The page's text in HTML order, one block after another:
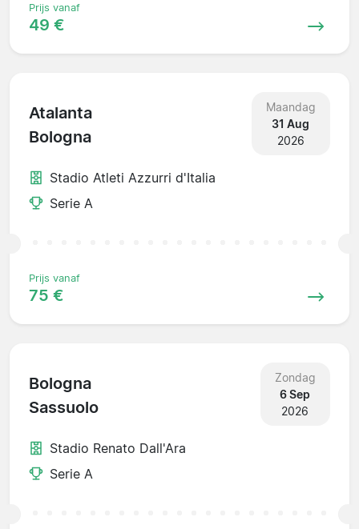
Prijs vanaf
49 €
Atalanta
Bologna
Maandag
31 Aug
2026
Stadio Atleti Azzurri d'Italia
Serie A
Prijs vanaf
75 €
Bologna
Sassuolo
Zondag
6 Sep
2026
Stadio Renato Dall'Ara
Serie A